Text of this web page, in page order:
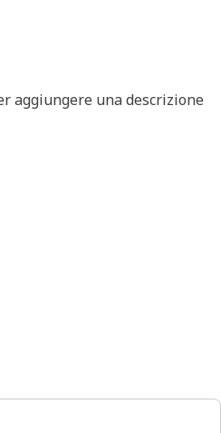
aggiungere una descrizione